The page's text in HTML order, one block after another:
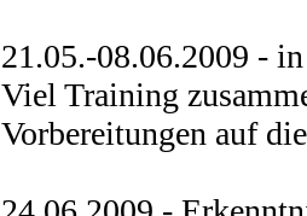
21.05.-08.06.2009 -
Viel Training
Vorbereitungen auf